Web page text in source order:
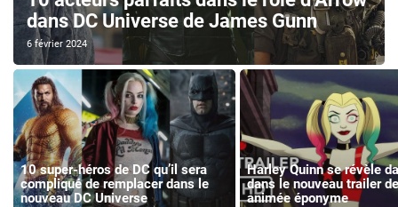
dans DC Universe de James Gunn
6 février 2024
10 super-héros de DC qu’il sera
compliqué de remplacer dans le
nouveau DC Universe
Harley Quinn se révèle
dans le nouveau trailer
animée éponyme